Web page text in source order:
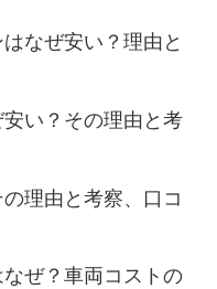
なぜ安い？理由と
い？その理由と考
理由と考察、口コ
ぜ？車両コストの